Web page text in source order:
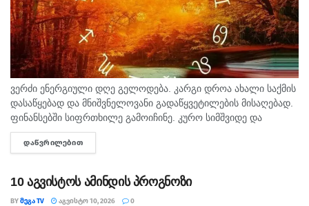
ვერძი ენერგიული დღე გელოდება. კარგი დროა ახალი საქმის
დასაწყებად და მნიშვნელოვანი გადაწყვეტილების მისაღებად.
ფინანსებში სიფრთხილე გამოიჩინე. კურო სიმშვიდე და
მოთმინება დღეს შენს სასარგებლოდ იმუშავებს.
ურთიერთობებში გულწრფელი საუბარი ბევრ გაუგებრობას
ᲓᲐᲬᲕᲠᲘᲚᲔᲑᲘᲗ
10 აგვისტოს ამინდის პროგნოზი
BYᲛᲔᲒᲐ TV ᲐᲒᲕᲘᲡᲢᲝ 10, 2026 0